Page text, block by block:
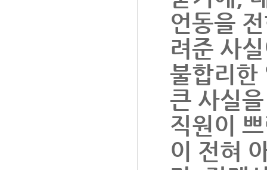
언동을
려준 사
불합리한
큰 사실
직원이
이 전혀